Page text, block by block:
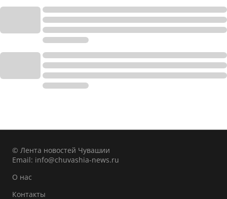
© Лента новостей Чувашии
Email: info@chuvashia-news.ru
О нас
Контакты